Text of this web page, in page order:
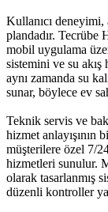
Kullanıcı deneyimi,
plandadır. Tecrübe
mobil uygulama
sistemini ve su akış
aynı zamanda su
sunar, böylece ev
Teknik servis ve
hizmet anlayışının
müşterilere özel 7/
hizmetleri sunulur.
olarak tasarlanmış
düzenli kontroller